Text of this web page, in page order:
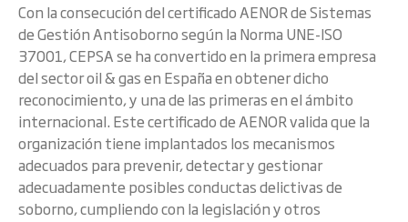
Con la consecución del certificado AENOR de Sistemas
de Gestión Antisoborno según la Norma UNE-ISO
37001, CEPSA se ha convertido en la primera empresa
del sector oil & gas en España en obtener dicho
reconocimiento, y una de las primeras en el ámbito
internacional. Este certificado de AENOR valida que la
organización tiene implantados los mecanismos
adecuados para prevenir, detectar y gestionar
adecuadamente posibles conductas delictivas de
soborno, cumpliendo con la legislación y otros